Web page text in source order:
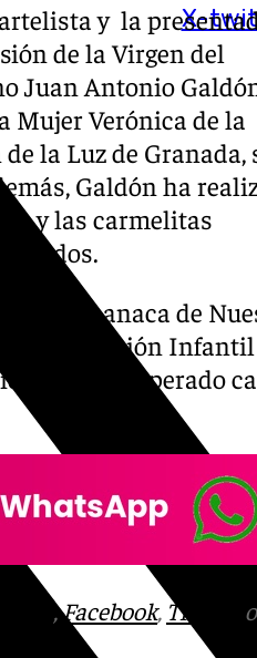
X-
y la
de la Virgen del
Juan Antonio
Mujer Verónica de la
la Luz de Granada,
Galdón ha
y las carmelitas
hermanaca de
de Educación Infantil
de este esperado
,Facebook, Tik Tok o